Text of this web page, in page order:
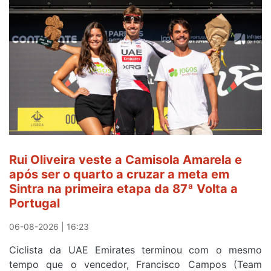
é
sexto
e
continua
Camisola
Amarela
ao
da
etapa
da
Volta
a
Portugal
Rui Oliveira veste a Camisola Amarela e
após ser o quarto a cruzar a meta em
Sintra na primeira etapa da 87ª Volta a
Portugal
06-08-2026 | 16:23
Ciclista da UAE Emirates terminou com o mesmo
tempo que o vencedor, Francisco Campos (Team